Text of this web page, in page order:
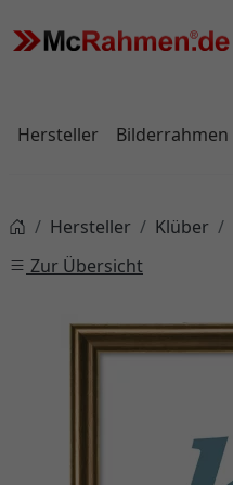
Hersteller Bilderrahmen
Hersteller Klüber
Zur Übersicht